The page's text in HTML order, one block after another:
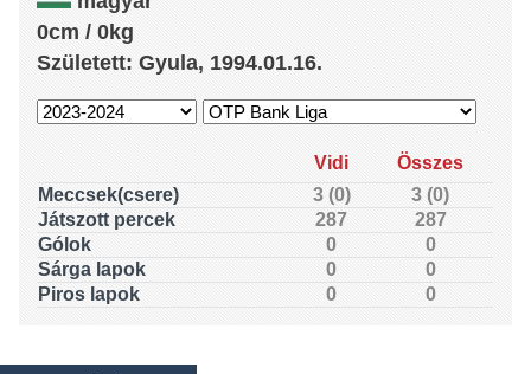
0cm / 0kg
Született: Gyula, 1994.01.16.
Vidi
Összes
Meccsek(csere)
3 (0)
3 (0)
Játszott percek
287
287
Gólok
0
0
Sárga lapok
0
0
Piros lapok
0 0